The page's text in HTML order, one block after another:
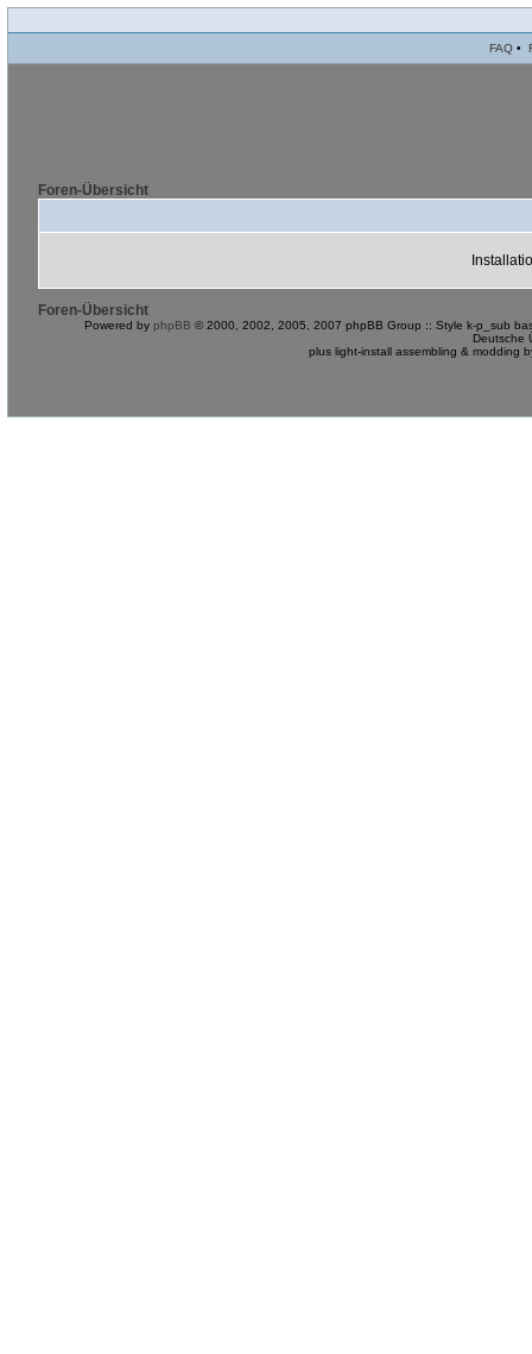
FAQ •
Foren-Übersicht
Foren-Übersicht
Powered by phpBB © 2000, 2002, 2005, 2007 phpBB Group :: Style k-p_sub
Deutsche
plus light-install assembling & modding